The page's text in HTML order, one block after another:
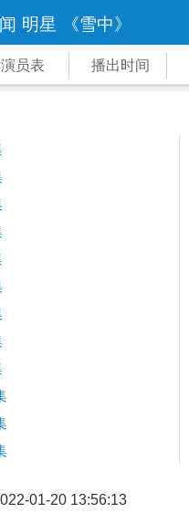
明星 《雪中》
演员表 播出时间
01-20 13:56:13